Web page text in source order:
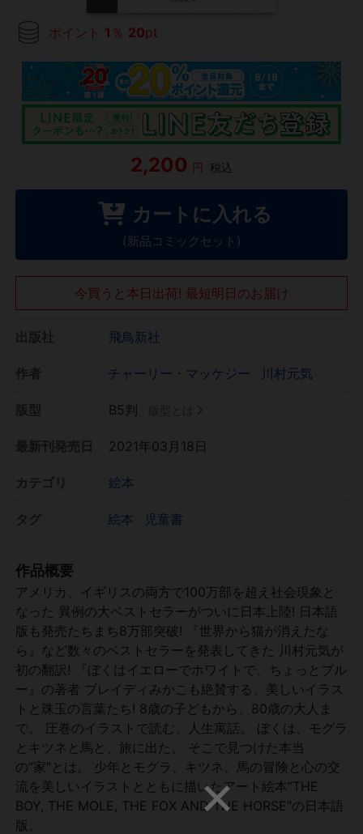
ポイント 1 ％ 20pt
2,200 円 税込
カートに入れる
(新品コミックセット)
今買うと本日出荷! 最短明日のお届け
飛鳥新社
チャーリー・マッケジー 川村元気
B5判
2021年03月18日
絵本
絵本 児童書
作品概要
アメリカ、イギリスの両方で100万部を超え社会現象と
なった 異例の大ベストセラーがついに日本上陸! 日本語
版も発売たちまち8万部突破! 『世界から猫が消えたな
ら』など数々のベストセラーを発表してきた 川村元気が
初の翻訳! 『ぼくはイエローでホワイトで、ちょっとブル
ー』の著者 ブレイディみかこも絶賛する、美しいイラス
トと珠玉の言葉たち! 8歳の子どもから、80歳の大人ま
で。 圧巻のイラストで読む、人生寓話。 ぼくは、モグラ
とキツネと馬と、旅に出た。 そこで見つけた本当
の“家"とは。 少年とモグラ、キツネ、馬の冒険と心の交
流を美しいイラストとともに描いたアート絵本“THE
BOY, THE MOLE, THE FOX AND THE HORSE"の日本語
版。